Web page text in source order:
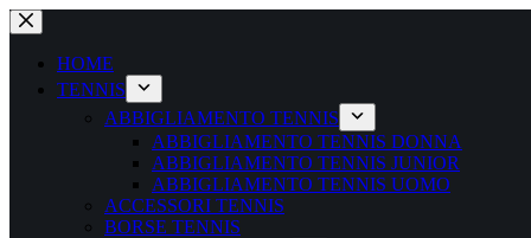
Salta
al
contenutoHOME
TENNIS
ABBIGLIAMENTO TENNIS
ABBIGLIAMENTO TENNIS DONNA
ABBIGLIAMENTO TENNIS JUNIOR
ABBIGLIAMENTO TENNIS UOMO
ACCESSORI TENNIS
BORSE TENNIS